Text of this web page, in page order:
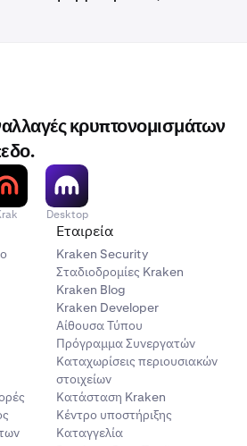
τόσο Bitcoin (BTC) όσο και
σας, δεν μπορείτε να
ποσό σε μία ανάληψη Litecoin
υπόλοιπά σας
κρυπτονομισμάτων
Desktop
Εταιρεία
Kraken Security
Σταδιοδρομίες Kraken
Kraken Blog
Kraken Developer
Αίθουσα Τύπου
Πρόγραμμα Συνεργατών
Καταχωρίσεις περιουσιακών
στοιχείων
Κατάσταση Kraken
Κέντρο υποστήριξης
Καταγγελία